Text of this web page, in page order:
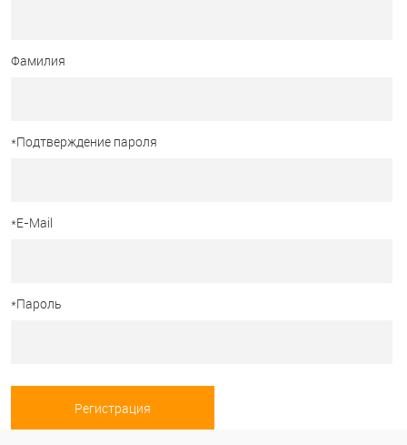
Фамилия
*Подтверждение пароля
*E-Mail
*Пароль